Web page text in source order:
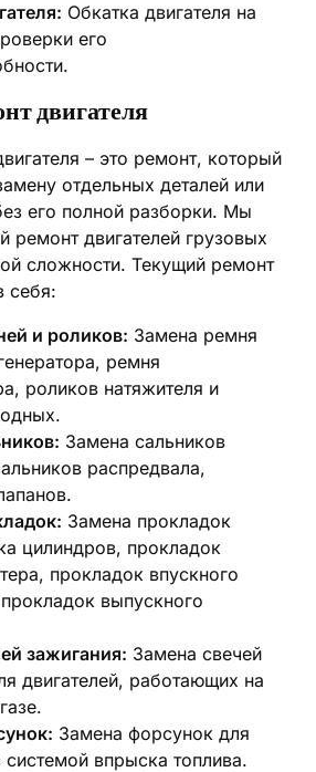
Обкатка двигателя на
его
двигателя
– это ремонт, который
отдельных деталей или
его полной разборки. Мы
ремонт двигателей грузовых
сложности. Текущий ремонт
себя:
и роликов: Замена ремня
ремня
роликов натяжителя и
Замена сальников
распредвала,
Замена прокладок
цилиндров, прокладок
прокладок впускного
выпускного
зажигания: Замена свечей
двигателей, работающих на
Замена форсунок для
системой впрыска топлива.